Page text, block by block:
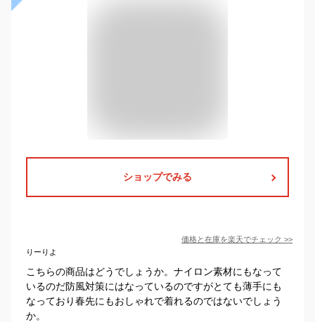
ショップでみる
価格と在庫を楽天でチェック >>
りーりよ
こちらの商品はどうでしょうか。ナイロン素材にもなって
いるのだ防風対策にはなっているのですがとても薄手にも
なっており春先にもおしゃれで着れるのではないでしょう
か。